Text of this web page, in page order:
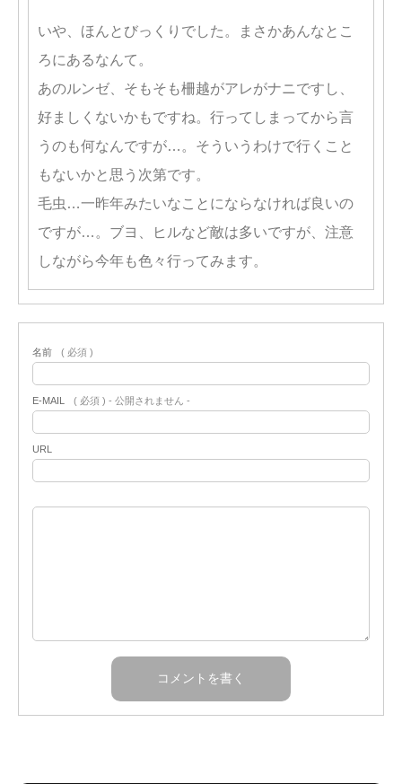
いや、ほんとびっくりでした。まさかあんなとこ
ろにあるなんて。
あのルンゼ、そもそも柵越がアレがナニですし、
好ましくないかもですね。行ってしまってから言
うのも何なんですが…。そういうわけで行くこと
もないかと思う次第です。
毛虫…一昨年みたいなことにならなければ良いの
ですが…。ブヨ、ヒルなど敵は多いですが、注意
しながら今年も色々行ってみます。
名前 ( 必須 )
E-MAIL ( 必須 ) - 公開されません -
URL